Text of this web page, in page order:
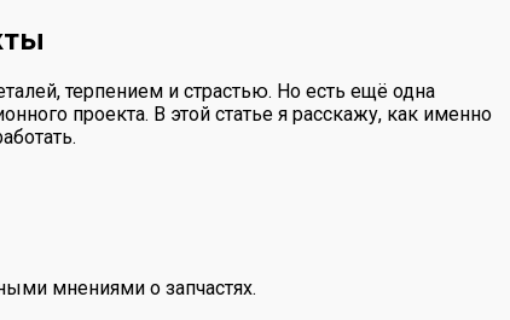
терпением и страстью. Но есть ещё одна
проекта. В этой статье я расскажу, как именно
мнениями о запчастях.